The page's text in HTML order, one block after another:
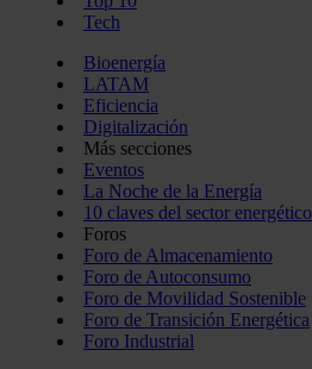
Tech
Bioenergía
LATAM
Eficiencia
Digitalización
Más secciones
Eventos
La Noche de la Energía
10 claves del sector energético
Foros
Foro de Almacenamiento
Foro de Autoconsumo
Foro de Movilidad Sostenible
Foro de Transición Energética
Foro Industrial